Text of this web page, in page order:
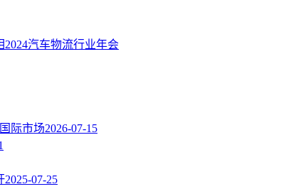
汽车物流行业年会
际市场2026-07-15
2025-07-25